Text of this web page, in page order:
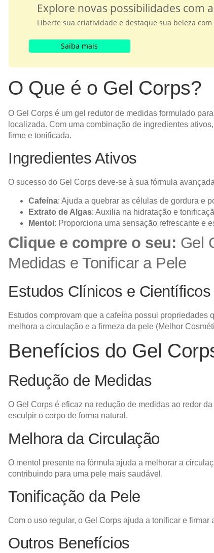
Explore novas possibilidades com
Liberte sua criatividade e destaque sua beleza
Saiba mais
O Que é o Gel Corps?
O Gel Corps é um gel redutor de medidas formulado
localizada. Com uma combinação de ingredientes
firme e tonificada.
Ingredientes Ativos
O sucesso do Gel Corps deve-se à sua fórmula
Cafeína: Ajuda a quebrar as células de gordura e
Extrato de Algas: Auxilia na hidratação e
Mentol : Proporciona uma sensação refrescante e
Clique e compre o seu: Gel
Medidas e Tonificar a Pele
Estudos Clínicos e Científicos
Estudos comprovam que a cafeína possui propriedades
melhora a circulação e a firmeza da pele​ (Melhor
Benefícios do Gel
Redução de Medidas
O Gel Corps é eficaz na redução de medidas ao redor
esculpir o corpo de forma natural.
Melhora da Circulação
O mentol presente na fórmula ajuda a melhorar a
contribuindo para uma pele mais saudável.
Tonificação da Pele
Com o uso regular, o Gel Corps ajuda a tonificar e
Outros Benefícios